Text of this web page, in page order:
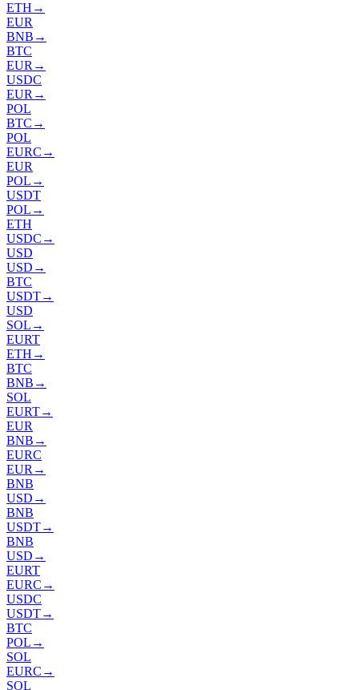
ETH →
EUR
BNB →
BTC
EUR →
USDC
EUR →
POL
BTC →
POL
EURC →
EUR
POL →
USDT
POL →
ETH
USDC →
USD
USD →
BTC
USDT→
USD
SOL →
EURT
ETH →
BTC
BNB →
SOL
EURT→
EUR
BNB →
EURC
EUR →
BNB
USD →
BNB
USDT→
BNB
USD →
EURT
EURC →
USDC
USDT→
BTC
POL →
SOL
EURC →
SOL